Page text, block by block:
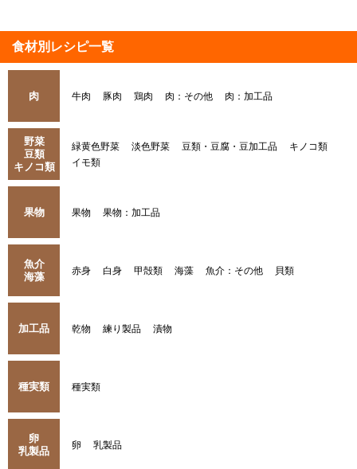
食材別レシピ一覧
肉 牛肉 豚肉 鶏肉 肉：その他 肉：加工品
野菜
豆類
キノコ類
緑黄色野菜 淡色野菜 豆類・豆腐・豆加工品
キノコ類
イモ類
果物 果物 果物：加工品
魚介
海藻
赤身 白身 甲殻類 海藻 魚介：その他 貝類
加工品 乾物 練り製品 漬物
種実類 種実類
卵
乳製品
卵 乳製品